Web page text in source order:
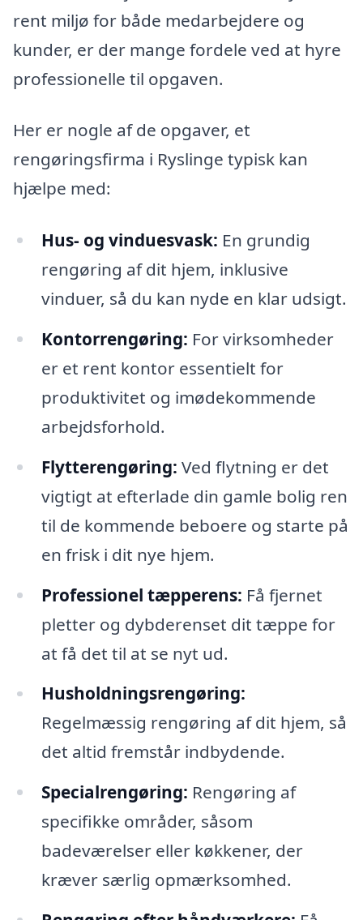
rent miljø for både medarbejdere og
kunder, er der mange fordele ved at hyre
professionelle til opgaven.
Her er nogle af de opgaver, et
rengøringsfirma i Ryslinge typisk kan
hjælpe med:
Hus- og vinduesvask: En grundig
rengøring af dit hjem, inklusive
vinduer, så du kan nyde en klar udsigt.
Kontorrengøring: For virksomheder
er et rent kontor essentielt for
produktivitet og imødekommende
arbejdsforhold.
Flytterengøring: Ved flytning er det
vigtigt at efterlade din gamle bolig ren
til de kommende beboere og starte på
en frisk i dit nye hjem.
Professionel tæpperens: Få fjernet
pletter og dybderenset dit tæppe for
at få det til at se nyt ud.
Husholdningsrengøring:
Regelmæssig rengøring af dit hjem, så
det altid fremstår indbydende.
Specialrengøring: Rengøring af
specifikke områder, såsom
badeværelser eller køkkener, der
kræver særlig opmærksomhed.